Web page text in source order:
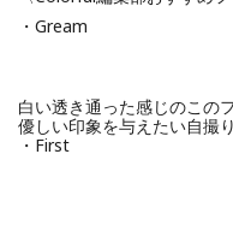
・Gream
白い透き通った感じのこの
優しい印象を与えたい自撮
・First